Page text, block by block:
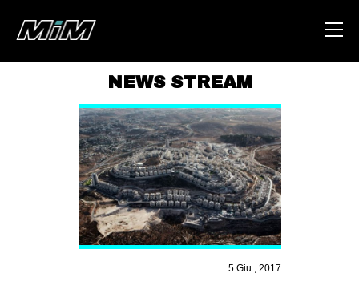
ABOUT
AREA
DEGENERAZIONE
GAZA FREESTYLE
NEWS STREAM
5 Giu , 2017